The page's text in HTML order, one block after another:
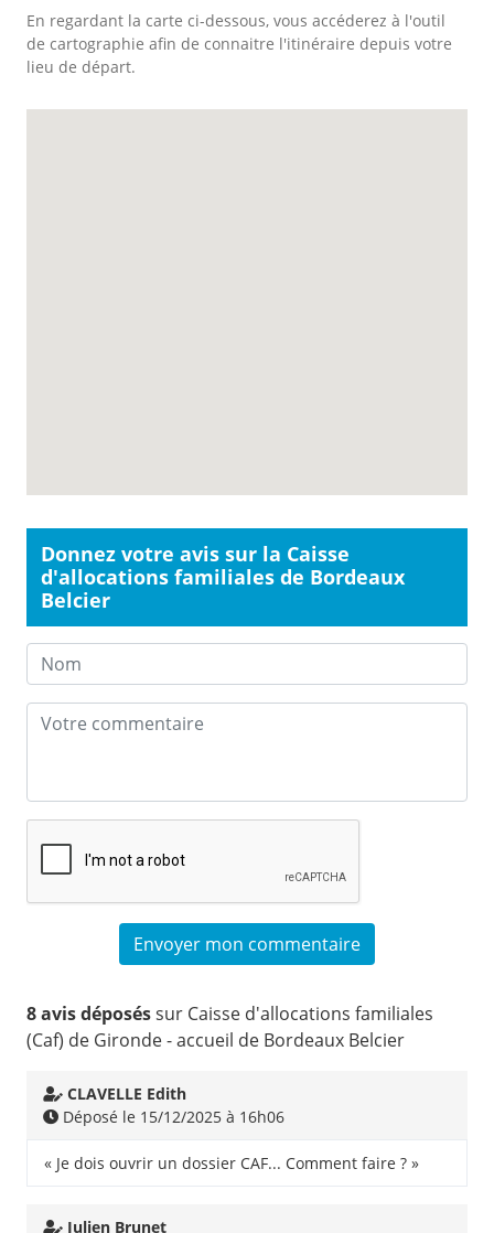
En regardant la carte ci-dessous, vous accéderez à l'outil
de cartographie afin de connaitre l'itinéraire depuis votre
lieu de départ.
Donnez votre avis sur la Caisse
d'allocations familiales de Bordeaux
Belcier
8 avis déposéssur Caisse d'allocations familiales
(Caf) de Gironde - accueil de Bordeaux Belcier
CLAVELLE Edith
Déposé le 15/12/2025 à 16h06
« Je dois ouvrir un dossier CAF... Comment faire ? »
Julien Brunet